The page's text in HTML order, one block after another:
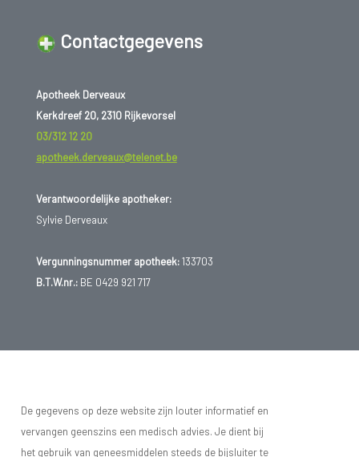
Contactgegevens
Apotheek Derveaux
Kerkdreef 20, 2310 Rijkevorsel
03/312 12 20
apotheek.derveaux@telenet.be
Verantwoordelijke apotheker:
Sylvie Derveaux
Vergunningsnummer apotheek:133703
B.T.W.nr.:BE 0429 921 717
De gegevens op deze website zijn louter informatief en
vervangen geenszins een medisch advies. Je dient bij
het gebruik van geneesmiddelen steeds de bijsluiter te